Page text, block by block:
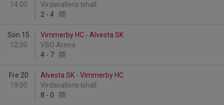
14:00
Virdavallens Ishall
2 - 4
Sön 15
12:00
Vimmerby HC - Alvesta SK
VBO Arena
4 - 7
Fre 20
19:00
Alvesta SK - Vimmerby HC
Virdavallens Ishall
8 - 0